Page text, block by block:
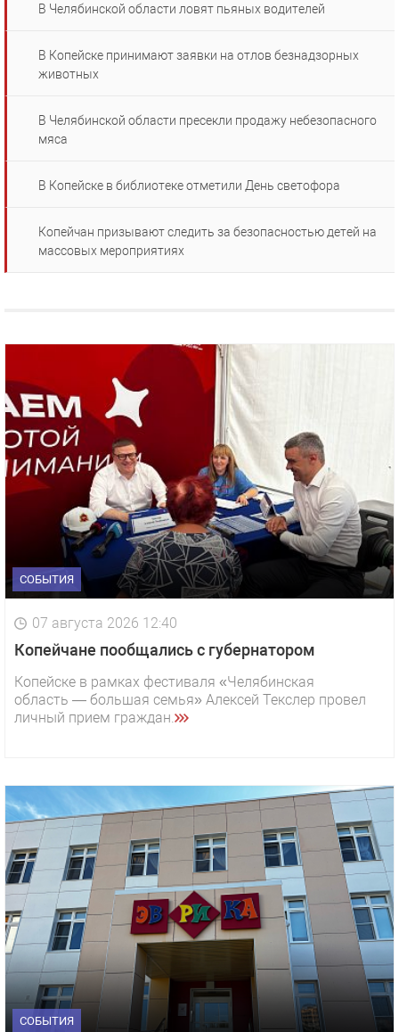
В Челябинской области ловят пьяных водителей
В Копейске принимают заявки на отлов безнадзорных
животных
В Челябинской области пресекли продажу небезопасного
мяса
В Копейске в библиотеке отметили День светофора
Копейчан призывают следить за безопасностью детей на
массовых мероприятиях
СОБЫТИЯ
07 августа 2026 12:40
Копейчане пообщались с губернатором
Копейске в рамках фестиваля «Челябинская
область — большая семья» Алексей Текслер провел
личный прием граждан.
СОБЫТИЯ